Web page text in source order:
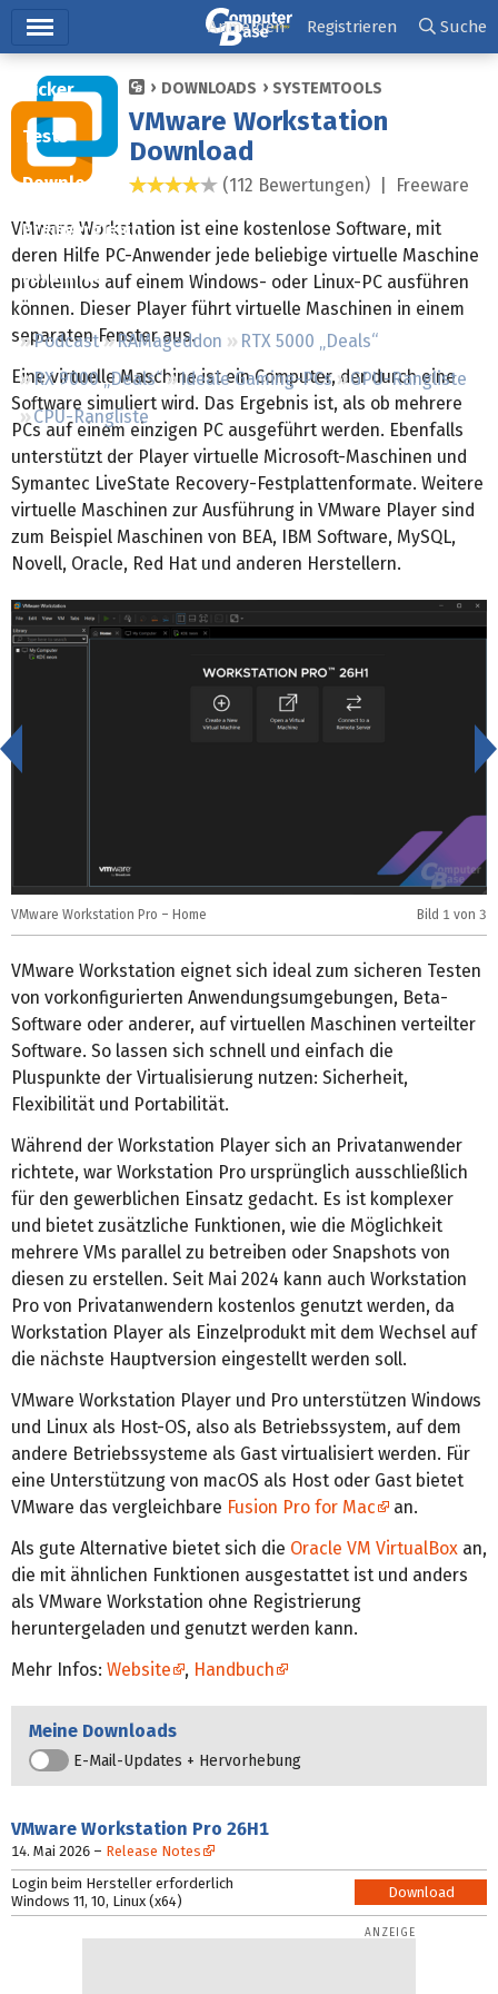
Ticker
Tests
Downloads
Preisvergleich
Forum
Podcast RAMageddon
RTX 5000 „Deals“
RX 9000 „Deals“
Ideale Gaming-PCs
GPU-Rangliste
CPU-Rangliste
Anmelden Registrieren Suche
DOWNLOADS SYSTEMTOOLS
VMware Workstation
Download
4,1 Sterne
(112 Bewertungen) | Freeware
VMware Workstation ist eine kostenlose Software, mit
deren Hilfe PC-Anwender jede beliebige virtuelle Maschine
problemlos auf einem Windows- oder Linux-PC ausführen
können. Dieser Player führt virtuelle Maschinen in einem
separaten Fenster aus.
Eine virtuelle Maschine ist ein Computer, der durch eine
Software simuliert wird. Das Ergebnis ist, als ob mehrere
PCs auf einem einzigen PC ausgeführt werden. Ebenfalls
unterstützt der Player virtuelle Microsoft-Maschinen und
Symantec LiveState Recovery-Festplattenformate. Weitere
virtuelle Maschinen zur Ausführung in VMware Player sind
zum Beispiel Maschinen von BEA, IBM Software, MySQL,
Novell, Oracle, Red Hat und anderen Herstellern.
VMware Workstation Pro – Home Bild 1 von 3
<
VMware Workstation eignet sich ideal zum sicheren Testen
von vorkonfigurierten Anwendungsumgebungen, Beta-
Software oder anderer, auf virtuellen Maschinen verteilter
Software. So lassen sich schnell und einfach die
Pluspunkte der Virtualisierung nutzen: Sicherheit,
Flexibilität und Portabilität.
Während der Workstation Player sich an Privatanwender
richtete, war Workstation Pro ursprünglich ausschließlich
für den gewerblichen Einsatz gedacht. Es ist komplexer
und bietet zusätzliche Funktionen, wie die Möglichkeit
mehrere VMs parallel zu betreiben oder Snapshots von
diesen zu erstellen. Seit Mai 2024 kann auch Workstation
Pro von Privatanwendern kostenlos genutzt werden, da
Workstation Player als Einzelprodukt mit dem Wechsel auf
die nächste Hauptversion eingestellt werden soll.
VMware Workstation Player und Pro unterstützen Windows
und Linux als Host-OS, also als Betriebssystem, auf dem
andere Betriebssysteme als Gast virtualisiert werden. Für
eine Unterstützung von macOS als Host oder Gast bietet
VMware das vergleichbare Fusion Pro for Mac
an.
Als gute Alternative bietet sich die Oracle VM VirtualBox an,
die mit ähnlichen Funktionen ausgestattet ist und anders
als VMware Workstation ohne Registrierung
heruntergeladen und genutzt werden kann.
Mehr Infos: Website , Handbuch
Meine Downloads
E-Mail-Updates + Hervorhebung
VMware Workstation Pro 26H1
14. Mai 2026 – Release Notes
Login beim Hersteller erforderlich
Windows 11, 10, Linux (x64)
Download